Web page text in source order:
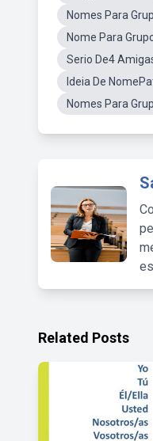
Nomes Para
Nome Para
Serio De4
Ideia De
Nomes Para
Related Posts